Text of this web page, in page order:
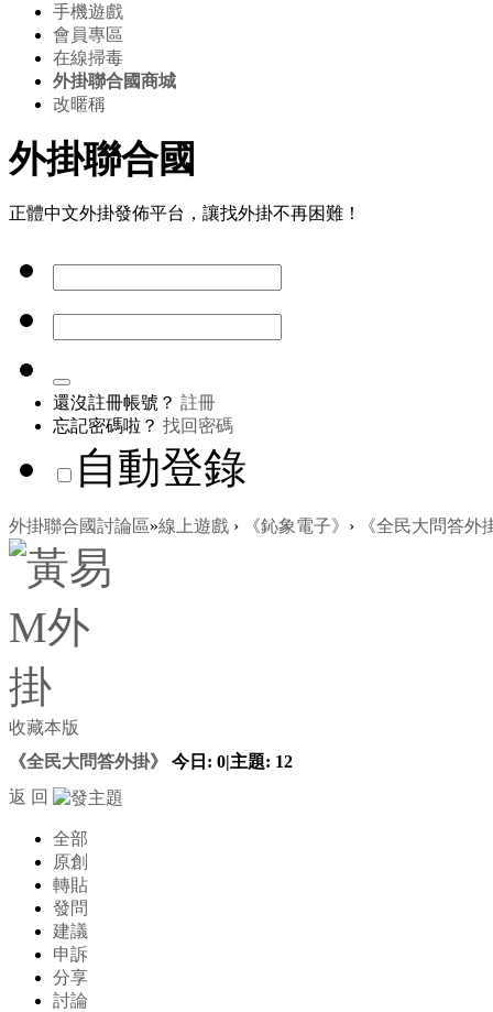
手機遊戲
會員專區
在線掃毒
外掛聯合國商城
改暱稱
外掛聯合國
正體中文外掛發佈平台，讓找外掛不再困難！
還沒註冊帳號？ 註冊
忘記密碼啦？ 找回密碼
自動登錄
外掛聯合國討論區»線上遊戲 › 《鈊象電子》 › 《全民大問答外
收藏本版
《全民大問答外掛》
今日: 0|主題: 12
返 回
全部
原創
轉貼
發問
建議
申訴
分享
討論